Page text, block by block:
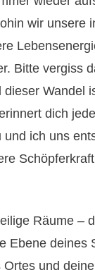
wir unsere
Bitte vergiss
dieser Wandel
dich
und ich uns
Räume –
Ebene deines
Ortes und